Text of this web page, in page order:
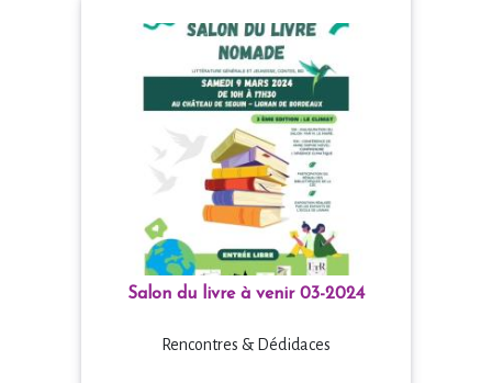
Salon du livre à venir 03-2024
Rencontres & Dédidaces